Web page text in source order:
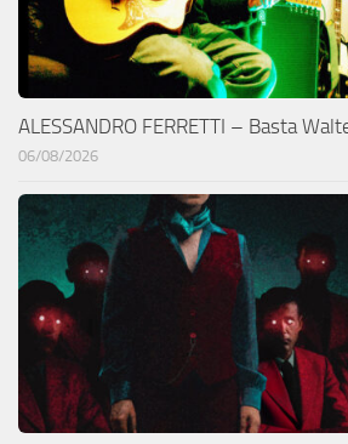
ALESSANDRO FERRETTI – Basta
06/08/2026